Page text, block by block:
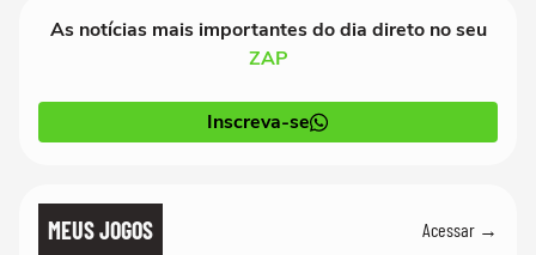
As notícias mais importantes do dia direto no seu
ZAP
Inscreva-se
MEUS JOGOS Acessar →